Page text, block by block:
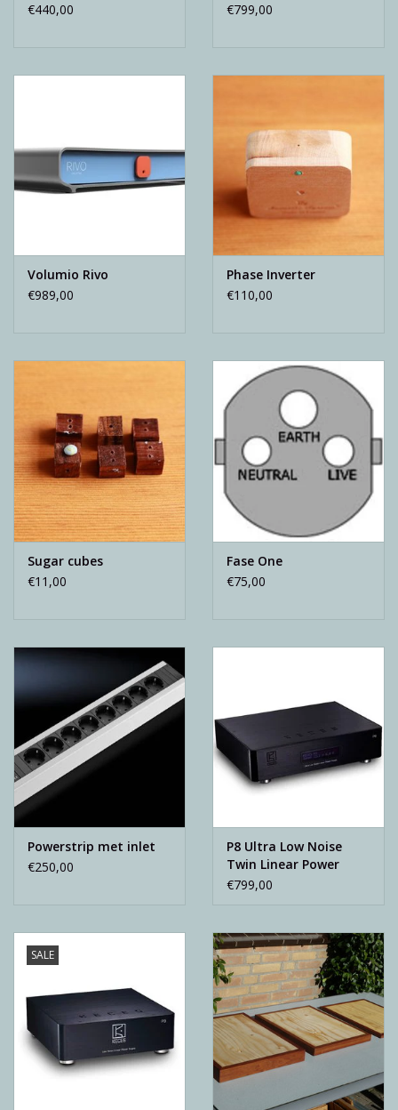
€440,00
€799,00
Volumio Rivo
€989,00
Phase Inverter
€110,00
Sugar cubes
€11,00
Fase One
€75,00
Powerstrip met inlet
€250,00
P8 Ultra Low Noise
Twin Linear Power
Supply
€799,00
SALE